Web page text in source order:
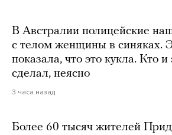
В Австралии полицейские
с телом женщины в синяках.
показала, что это кукла. Кто и
сделал, неясно
3 часа назад
Более 60 тысяч жителей